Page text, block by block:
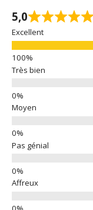
5,0
Excellent
Très bien
Moyen
Pas génial
Affreux